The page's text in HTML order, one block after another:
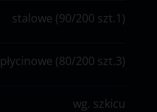
stalowe (90/200 szt.1)
płycinowe (80/200 szt.3)
wg. szkicu